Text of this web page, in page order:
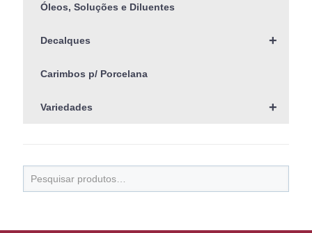
Óleos, Soluções e Diluentes
+
Decalques
Carimbos p/ Porcelana
+
Variedades